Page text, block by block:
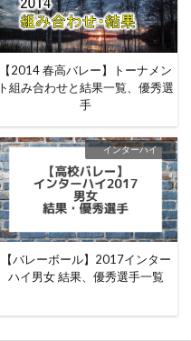
【2014 春高バレー】トーナメン
ト組み合わせと結果一覧、優秀選
手
インターハイ
【バレーボール】2017インター
ハイ男女 結果、優秀選手一覧